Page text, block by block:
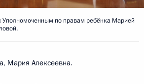
Уполномоченным по правам ребёнка Марией
Мария Алексеевна.